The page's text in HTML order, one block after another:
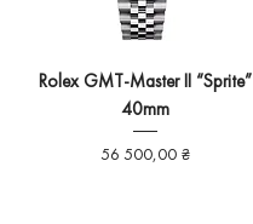
Rolex GMT-Master II “Sprite”
40mm
Ціна
56 500,00 ₴